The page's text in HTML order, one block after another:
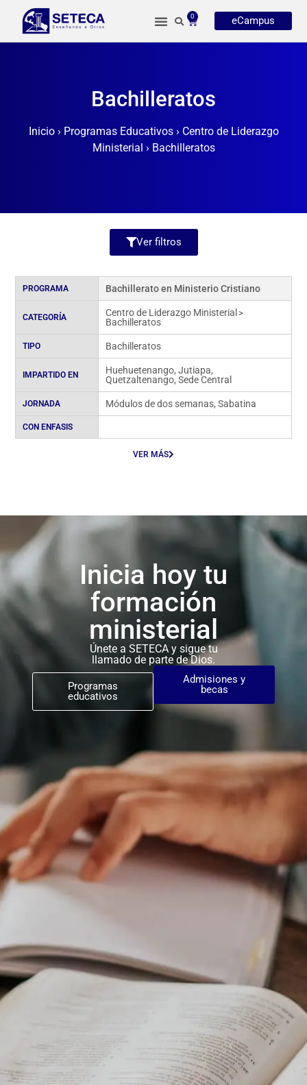
0 eCampus
Bachilleratos
Inicio › Programas Educativos › Centro de Liderazgo
Ministerial › Bachilleratos
Ver filtros
PROGRAMA Bachillerato en Ministerio Cristiano
CATEGORÍA Centro de Liderazgo Ministerial >
Bachilleratos
TIPO Bachilleratos
IMPARTIDO EN Huehuetenango,Jutiapa,
Quetzaltenango,Sede Central
JORNADA Módulos de dos semanas,Sabatina
CON ENFASIS
VER MÁS
Inicia hoy tu
formación
ministerial
Únete a SETECA y sigue tu
llamado de parte de Dios.
Programas
educativos
Admisiones y
becas